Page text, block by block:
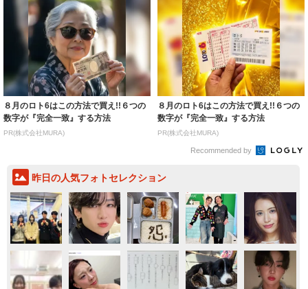
８月のロト6はこの方法で買え!!６つの
数字が『完全一致』する方法
PR(株式会社MURA)
８月のロト6はこの方法で買え!!６つの
数字が『完全一致』する方法
PR(株式会社MURA)
Recommended by
昨日の人気フォトセレクション